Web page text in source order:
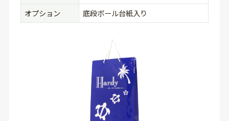
オプション
底段ボール台紙入り